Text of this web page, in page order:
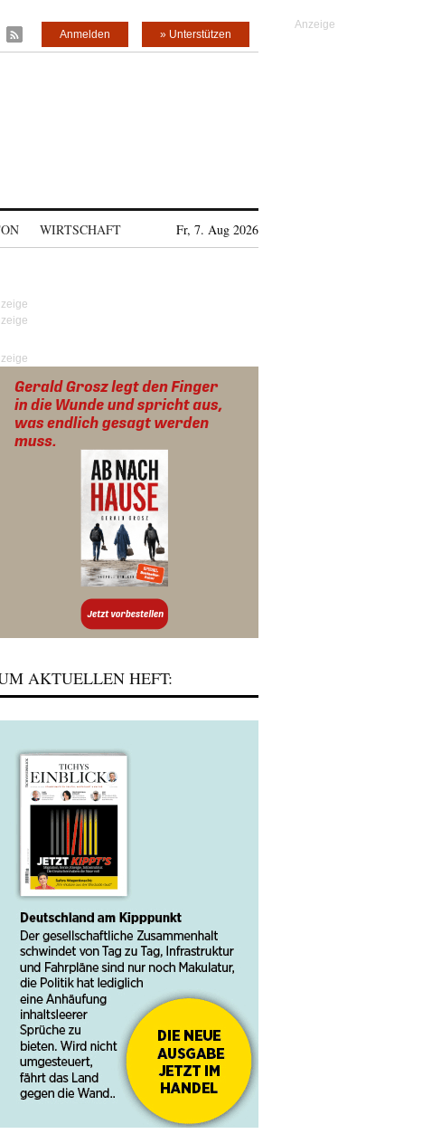
» Unterstützen
Anmelden
WIRTSCHAFT Fr, 7. Aug 2026
AKTUELLEN HEFT: